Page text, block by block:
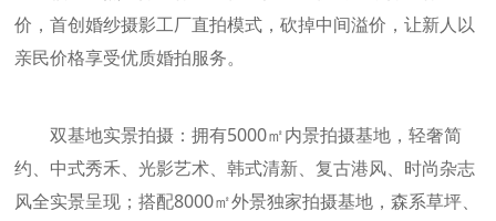
价，首创婚纱摄影工厂直拍模式，砍掉中间溢价，让新人以
亲民价格享受优质婚拍服务。
双基地实景拍摄：拥有5000㎡内景拍摄基地，轻奢简
约、中式秀禾、光影艺术、韩式清新、复古港风、时尚杂志
风全实景呈现；搭配8000㎡外景独家拍摄基地，森系草坪、